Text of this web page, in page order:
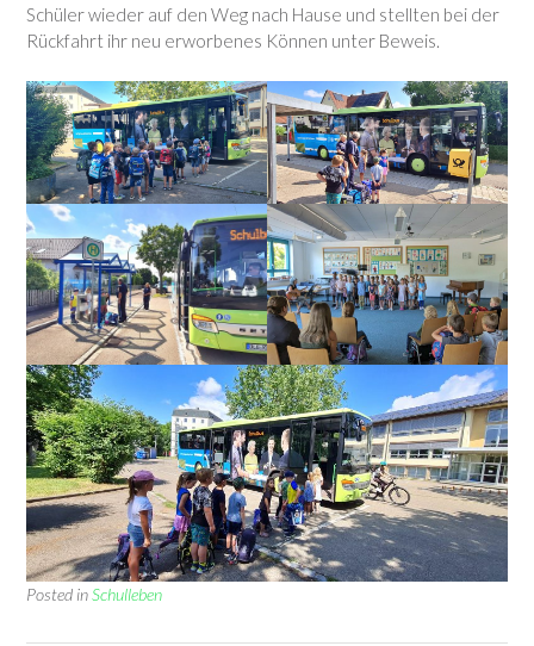
Schüler wieder auf den Weg nach Hause und stellten bei der
Rückfahrt ihr neu erworbenes Können unter Beweis.
Posted inSchulleben